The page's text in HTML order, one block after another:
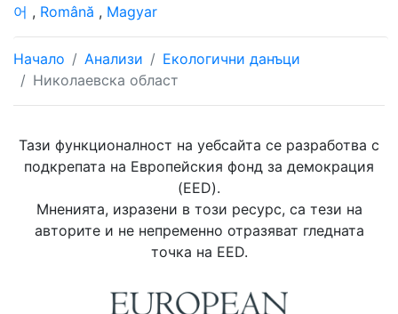
Начало Анализи
Екологични данъци
Николаевска област
어 , Română , Magyar
Тази функционалност на уебсайта се разработва с
подкрепата на Европейския фонд за демокрация
(EED).
Мненията, изразени в този ресурс, са тези на
авторите и не непременно отразяват гледната
точка на EED.